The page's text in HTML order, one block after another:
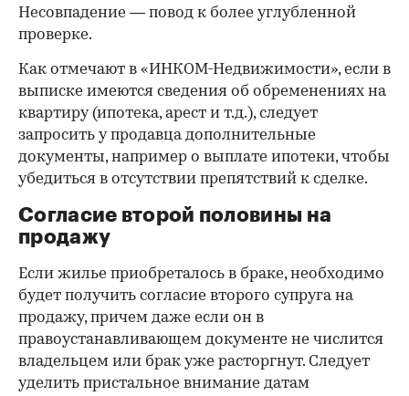
Несовпадение — повод к более углубленной
проверке.
Как отмечают в «ИНКОМ-Недвижимости», если в
выписке имеются сведения об обременениях на
квартиру (ипотека, арест и т.д.), следует
запросить у продавца дополнительные
документы, например о выплате ипотеки, чтобы
убедиться в отсутствии препятствий к сделке.
Согласие второй половины на
продажу
Если жилье приобреталось в браке, необходимо
будет получить согласие второго супруга на
продажу, причем даже если он в
правоустанавливающем документе не числится
владельцем или брак уже расторгнут. Следует
уделить пристальное внимание датам